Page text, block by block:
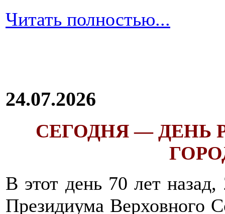
Читать полностью...
24.07.2026
СЕГОДНЯ — ДЕНЬ
В этот день 70 лет
Президиума Верховного